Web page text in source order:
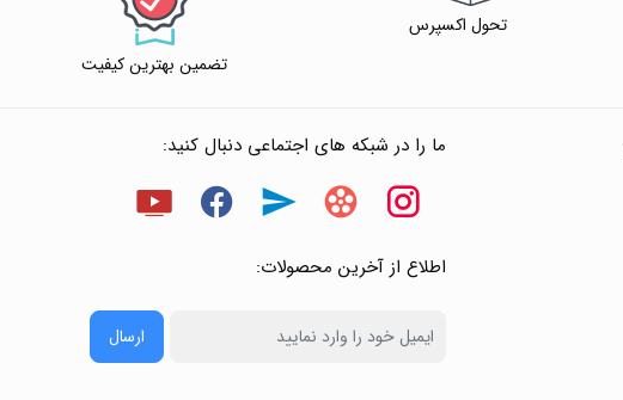
تحول اکسپرس
تضمین بهترین کیفیت
ما را در شبکه های اجتماعی دنبال کنید:
اطلاع از آخرین محصولات:
ارسال